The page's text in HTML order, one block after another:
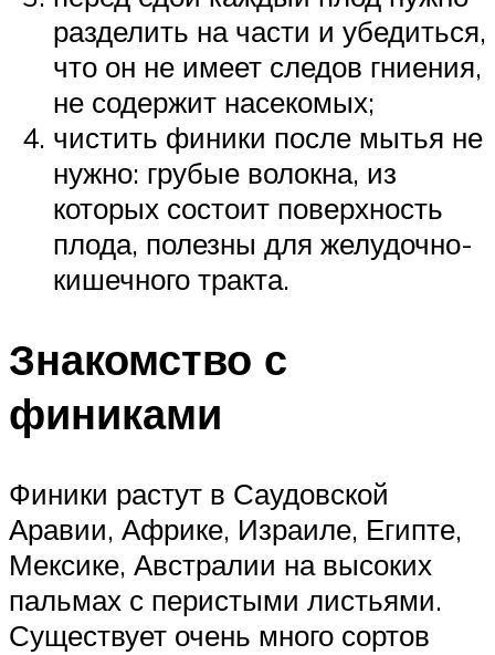
разделить на части и убедиться,
что он не имеет следов гниения,
не содержит насекомых;
чистить финики после мытья не
нужно: грубые волокна, из
которых состоит поверхность
плода, полезны для желудочно-
кишечного тракта.
Знакомство с
финиками
Финики растут в Саудовской
Аравии, Африке, Израиле, Египте,
Мексике, Австралии на высоких
пальмах с перистыми листьями.
Существует очень много сортов